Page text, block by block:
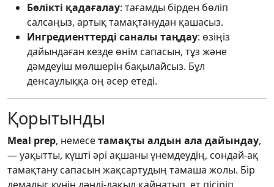
Бөлікті қадағалау: тағамды бірден бөліп
салсаңыз, артық тамақтанудан қашасыз.
Ингредиенттерді саналы таңдау: өзіңіз
дайындаған кезде өнім сапасын, тұз және
дәмдеуіш мөлшерін бақылайсыз. Бұл
денсаулыққа оң әсер етеді.
Қорытынды
Meal prep, немесетамақты алдын ала дайындау,
— уақытты, күшті әрі ақшаны үнемдеудің, сондай-ақ
тамақтану сапасын жақсартудың тамаша жолы. Бір